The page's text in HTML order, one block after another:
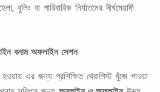
বুলিং বা পারিবারিক নির্যাতনের দীর্ঘমেয়াদী
বনাম অফলাইন সেশন
এর জন্য প্রশিক্ষিত থেরাপিস্ট খুঁজে পাওয়া